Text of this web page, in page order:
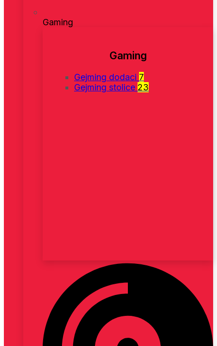
Gaming
Gaming
Gejming dodaci 7
Gejming stolice 23